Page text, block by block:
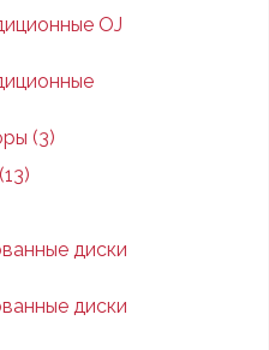
OJ
(3)
диски
диски